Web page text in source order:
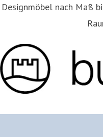
Designmöbel nach Maß